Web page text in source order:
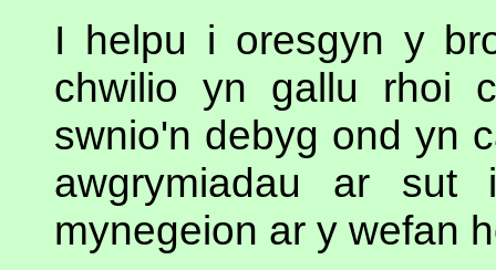
I helpu i oresgyn y
chwilio yn gallu rhoi
swnio'n debyg ond yn
awgrymiadau ar
mynegeion ar y wefan